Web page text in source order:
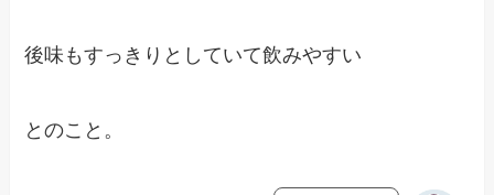
後味もすっきりとしていて飲みやすい
とのこと。